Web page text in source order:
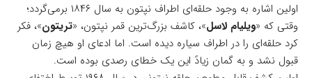
اولین اشاره به وجود حلقه‌ای اطراف نپتون به سال ۱۸۴۶ برمی‌گردد؛
وقتی که «ویلیام لاسل»، کاشف بزرگ‌ترین قمر نپتون، «تریتون»، فکر
کرد حلقه‌ای را در اطراف سیاره دیده‌ است. اما ادعای او هیچ زمان
قبول نشد و به گمان زیادً این یک خطای رصدی بوده است.